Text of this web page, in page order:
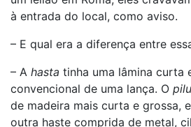
à entrada do local, como aviso.
– E qual era a diferença entre
– A hasta tinha uma lâmina curta
convencional de uma lança. O
de madeira mais curta e grossa,
outra haste comprida de metal,